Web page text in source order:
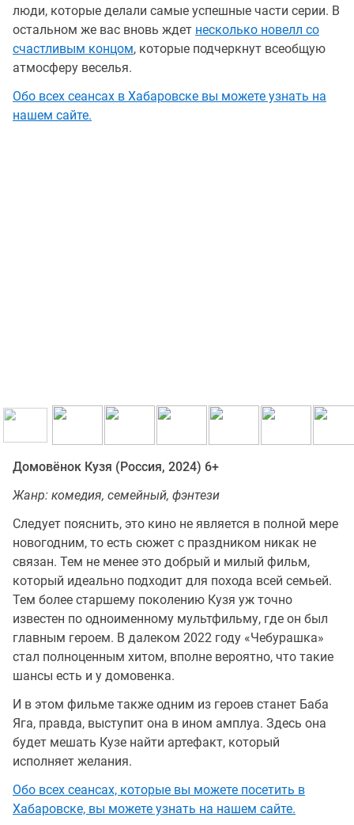
люди, которые делали самые успешные части серии. В
остальном же вас вновь ждет несколько новелл со
счастливым концом, которые подчеркнут всеобщую
атмосферу веселья.
Обо всех сеансах в Хабаровске вы можете узнать на
нашем сайте.
Домовёнок Кузя (Россия, 2024) 6+
Жанр: комедия, семейный, фэнтези
Следует пояснить, это кино не является в полной мере
новогодним, то есть сюжет с праздником никак не
связан. Тем не менее это добрый и милый фильм,
который идеально подходит для похода всей семьей.
Тем более старшему поколению Кузя уж точно
известен по одноименному мультфильму, где он был
главным героем. В далеком 2022 году «Чебурашка»
стал полноценным хитом, вполне вероятно, что такие
шансы есть и у домовенка.
И в этом фильме также одним из героев станет Баба
Яга, правда, выступит она в ином амплуа. Здесь она
будет мешать Кузе найти артефакт, который
исполняет желания.
Обо всех сеансах, которые вы можете посетить в
Хабаровске, вы можете узнать на нашем сайте.